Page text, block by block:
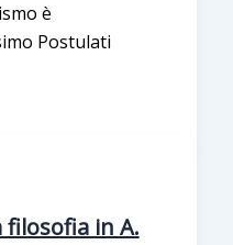
è
Postulati
filosofia in A.